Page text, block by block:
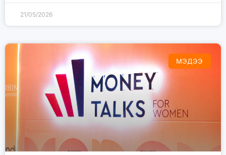
21/05/2026
МЭДЭЭ